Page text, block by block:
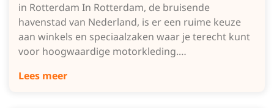
in Rotterdam In Rotterdam, de bruisende
havenstad van Nederland, is er een ruime keuze
aan winkels en speciaalzaken waar je terecht kunt
voor hoogwaardige motorkleding.…
Lees meer